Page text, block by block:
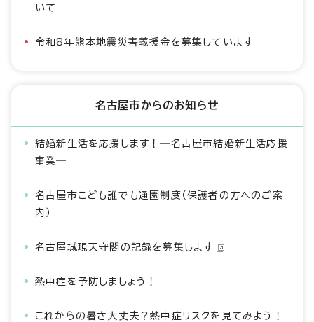
いて
令和8年熊本地震災害義援金を募集しています
名古屋市からのお知らせ
結婚新生活を応援します！―名古屋市結婚新生活応援
事業―
名古屋市こども誰でも通園制度（保護者の方へのご案
内）
名古屋城現天守閣の記録を募集します
熱中症を予防しましょう！
これからの暑さ大丈夫？熱中症リスクを見てみよう！